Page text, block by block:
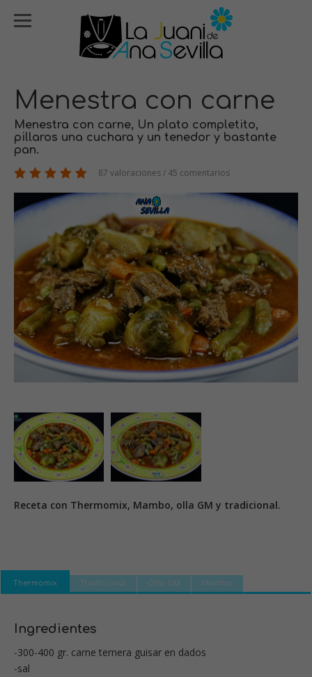
Menestra con carne
Menestra con carne, Un plato completito,
pillaros una cuchara y un tenedor y bastante
pan.
87 valoraciones / 45 comentarios
Receta con Thermomix, Mambo, olla GM y tradicional.
Thermomix Tradicional Olla GM Mambo
Ingredientes
-300-400 gr. carne ternera guisar en dados
-sal